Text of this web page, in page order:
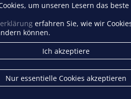
um unseren Lesern das
erfahren Sie, wie wir
können.
Ich akzeptiere
Nur essentielle Cookies akzeptieren